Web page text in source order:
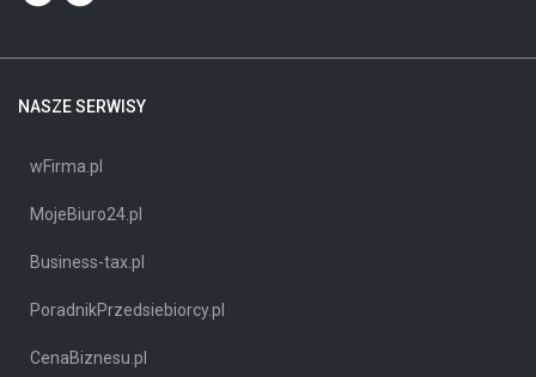
NASZE SERWISY
wFirma.pl
MojeBiuro24.pl
Business-tax.pl
PoradnikPrzedsiebiorcy.pl
CenaBiznesu.pl